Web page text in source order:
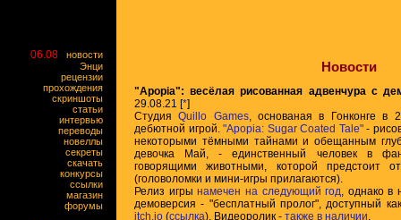
06.08
новости
Энци
рецензии
прохождения
скриншоты
статьи
интервью
переводы
новеллы
секреты
скачать
конкурсы
ссылки
магазин
форумы
Новости
"Apopia": весёлая рисованная адвенчура с
29.08.21 [*]
СтудияQuillo Games, основаная в Гонконге в
дебютной игрой. "Apopia: Sugar Coated Tale"-
некоторыми тёмными тайнами и обещанным
девочка Май, - единственный человек в
говорящими животными, которой предстоит
(головоломки и мини-игры прилагаются).
Релиз игрынамечен на следующий год, однако в
демоверсия - "бесплатный пролог", доступный
itch.io (ссылка). Видеоролик - также в наличии.